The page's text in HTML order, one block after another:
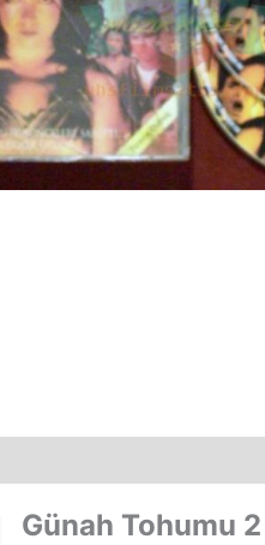
Günah Tohumu 2